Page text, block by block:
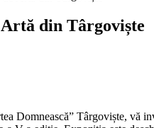
din Târgoviște
Domnească” Târgoviște,